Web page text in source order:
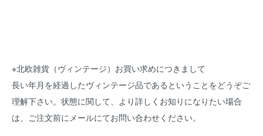
※北欧雑貨（ヴィンテージ）お買い求めにつきまして
長い年月を経過したヴィンテージ品であるということをどうぞご
理解下さい。状態に関して、より詳しくお知りになりたい場合
は、ご注文前にメールにてお問い合わせください。